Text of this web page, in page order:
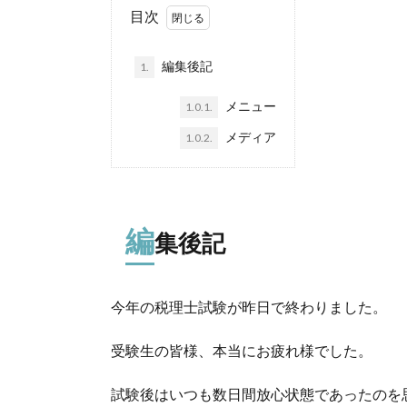
目次
1. 編集後記
1.0.1. メニュー
1.0.2. メディア
編集後記
今年の税理士試験が昨日で終わりました。
受験生の皆様、本当にお疲れ様でした。
試験後はいつも数日間放心状態であったのを